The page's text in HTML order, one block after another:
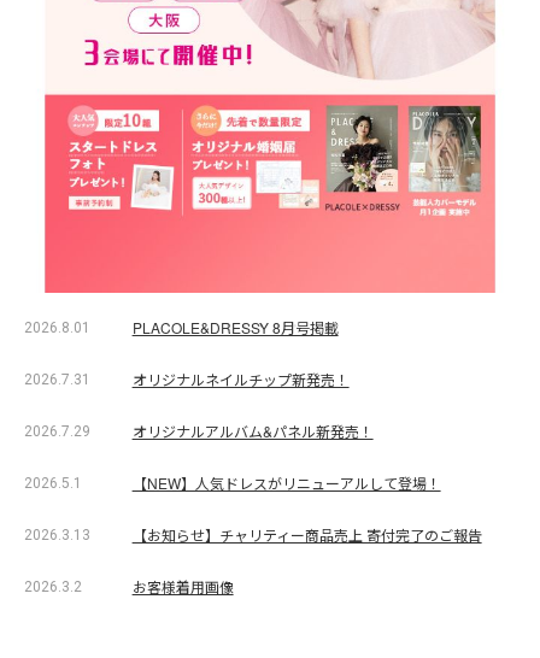
2026.8.01 PLACOLE&DRESSY 8月号掲載
2026.7.31 オリジナルネイルチップ新発売！
2026.7.29 オリジナルアルバム&パネル新発売！
2026.5.1 【NEW】人気ドレスがリニューアルして登場！
2026.3.13 【お知らせ】チャリティー商品売上 寄付完了のご報告
2026.3.2 お客様着用画像